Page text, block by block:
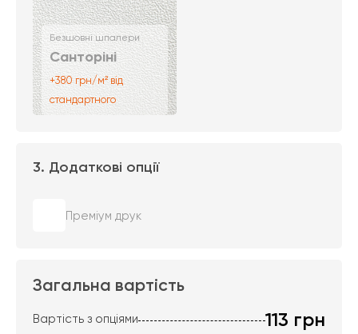
Безшовні шпалери
Санторіні
+380 грн/м² від
стандартного
3. Додаткові опції
Преміум друк
Загальна вартість
Вартість з опціями 113 грн